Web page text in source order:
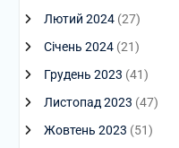
Лютий 2024(27)
Січень 2024(21)
Грудень 2023 (41)
Листопад 2023 (47)
Жовтень 2023 (51)